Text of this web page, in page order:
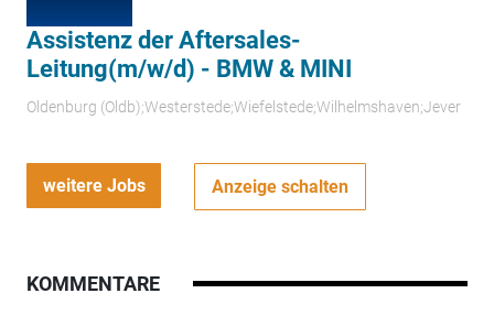
Assistenz der Aftersales-
Leitung(m/w/d) - BMW & MINI
Oldenburg (Oldb);Westerstede;Wiefelstede;Wilhelmshaven;Jever
weitere Jobs Anzeige schalten
KOMMENTARE